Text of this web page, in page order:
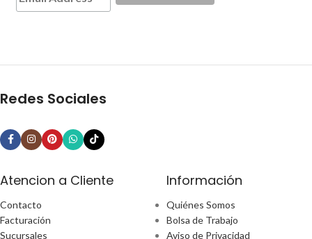
Redes Sociales
Atencion a Cliente
Contacto
Facturación
Sucursales
Información
Quiénes Somos
Bolsa de Trabajo
Aviso de Privacidad